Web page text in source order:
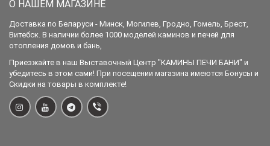
О НАШЕМ МАГАЗИНЕ
Доставка по Беларуси - Минск, Могилев, Гродно, Гомель, Брест,
Витебск. В наличии более 1000 моделей каминов и печей для
отопления домов и бань,
Приезжайте в наш Выставочный Центр "КАМИНЫ ПЕЧИ БАНИ" и
убедитесь в этом сами! При посещении магазина имеются Бонусы и
Скидки на товары в комплекте!